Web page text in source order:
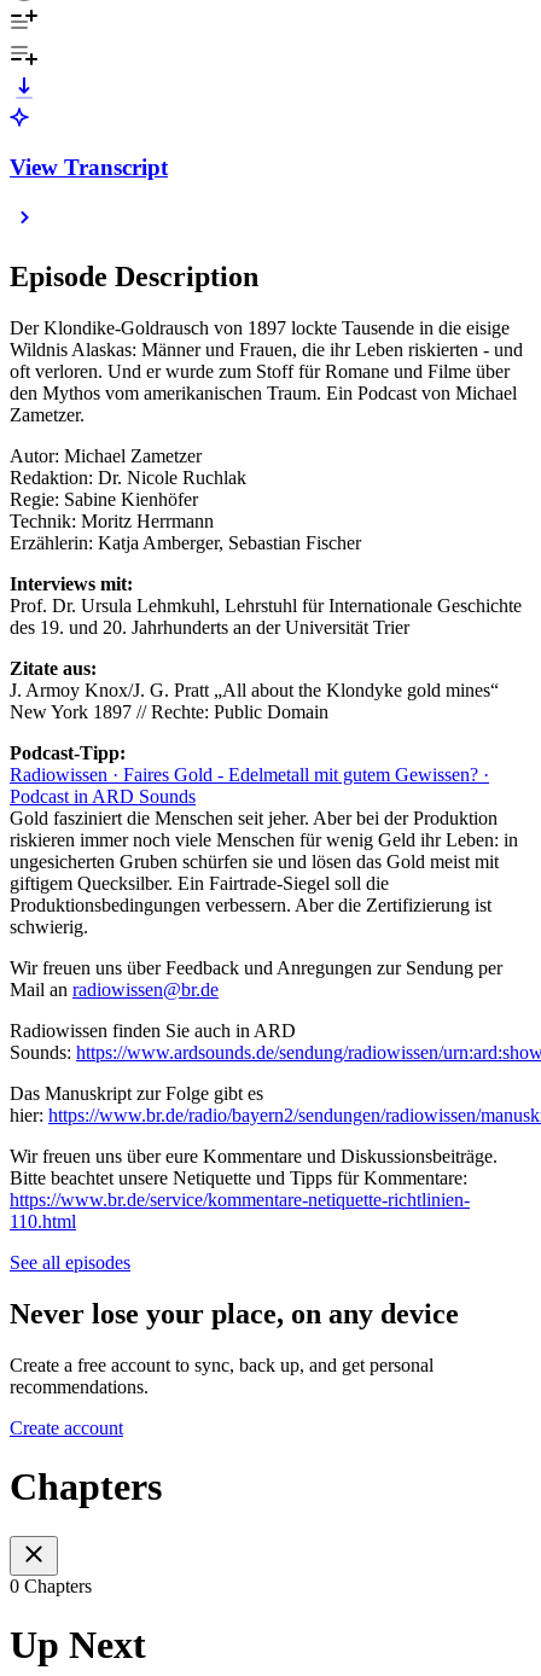
View Transcript
Episode Description
Der Klondike-Goldrausch von 1897 lockte Tausende in die eisige
Wildnis Alaskas: Männer und Frauen, die ihr Leben riskierten - und
oft verloren. Und er wurde zum Stoff für Romane und Filme über
den Mythos vom amerikanischen Traum. Ein Podcast von Michael
Zametzer.
Autor: Michael Zametzer
Redaktion: Dr. Nicole Ruchlak
Regie: Sabine Kienhöfer
Technik: Moritz Herrmann
Erzählerin: Katja Amberger, Sebastian Fischer
Interviews mit:
Prof. Dr. Ursula Lehmkuhl, Lehrstuhl für Internationale Geschichte
des 19. und 20. Jahrhunderts an der Universität Trier
Zitate aus:
J. Armoy Knox/J. G. Pratt „All about the Klondyke gold mines“
New York 1897 // Rechte: Public Domain
Podcast-Tipp:
Radiowissen · Faires Gold - Edelmetall mit gutem Gewissen? ·
Podcast in ARD Sounds
Gold fasziniert die Menschen seit jeher. Aber bei der Produktion
riskieren immer noch viele Menschen für wenig Geld ihr Leben: in
ungesicherten Gruben schürfen sie und lösen das Gold meist mit
giftigem Quecksilber. Ein Fairtrade-Siegel soll die
Produktionsbedingungen verbessern. Aber die Zertifizierung ist
schwierig.
Wir freuen uns über Feedback und Anregungen zur Sendung per
Mail an radiowissen@br.de
Radiowissen finden Sie auch in ARD
Sounds: https://www.ardsounds.de/sendung/radiowissen/
Das Manuskript zur Folge gibt es
hier: https://www.br.de/radio/bayern2/sendungen/radiowissen/
Wir freuen uns über eure Kommentare und Diskussionsbeiträge.
Bitte beachtet unsere Netiquette und Tipps für Kommentare:
https://www.br.de/service/kommentare-netiquette-richtlinien-
110.html
See all episodes
Never lose your place, on any device
Create a free account to sync, back up, and get personal
recommendations.
Create account
Chapters
0 Chapters
Up Next